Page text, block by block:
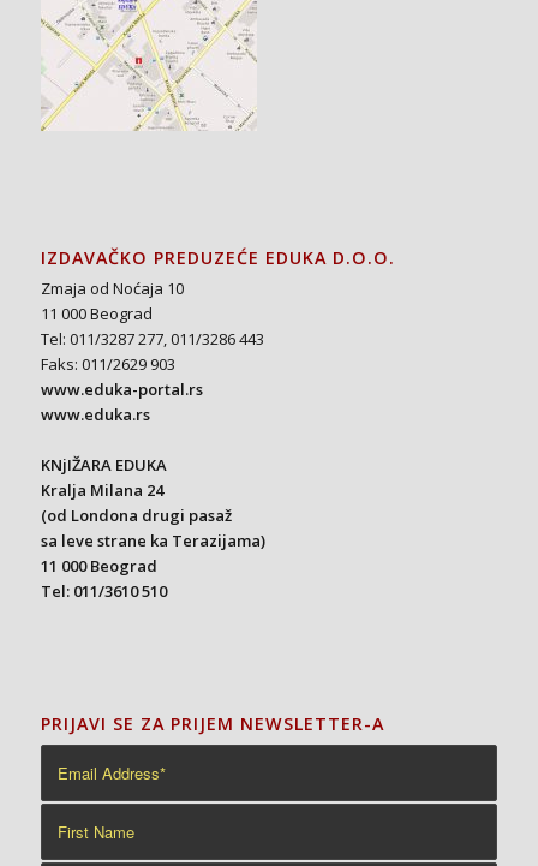
IZDAVAČKO PREDUZEĆE EDUKA D.O.O.
Zmaja od Noćaja 10
11 000 Beograd
Tel: 011/3287 277, 011/3286 443
Faks: 011/2629 903
www.eduka-portal.rs
www.eduka.rs
KNjIŽARA EDUKA
Kralja Milana 24
(od Londona drugi pasaž
sa leve strane ka Terazijama)
11 000 Beograd
Tel: 011/3610 510
PRIJAVI SE ZA PRIJEM NEWSLETTER-A